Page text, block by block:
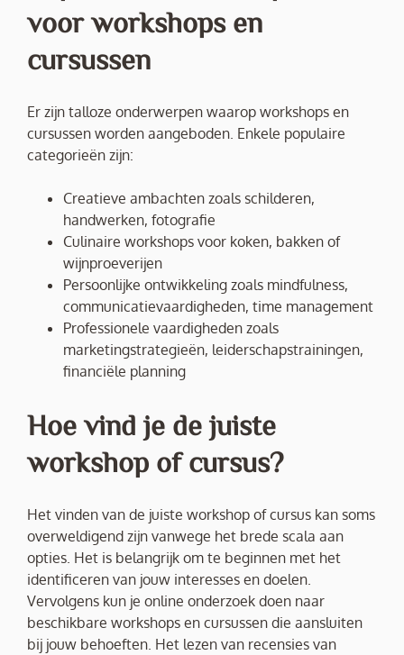
voor workshops en
cursussen
Er zijn talloze onderwerpen waarop workshops en
cursussen worden aangeboden. Enkele populaire
categorieën zijn:
Creatieve ambachten zoals schilderen,
handwerken, fotografie
Culinaire workshops voor koken, bakken of
wijnproeverijen
Persoonlijke ontwikkeling zoals mindfulness,
communicatievaardigheden, time management
Professionele vaardigheden zoals
marketingstrategieën, leiderschapstrainingen,
financiële planning
Hoe vind je de juiste
workshop of cursus?
Het vinden van de juiste workshop of cursus kan soms
overweldigend zijn vanwege het brede scala aan
opties. Het is belangrijk om te beginnen met het
identificeren van jouw interesses en doelen.
Vervolgens kun je online onderzoek doen naar
beschikbare workshops en cursussen die aansluiten
bij jouw behoeften. Het lezen van recensies van